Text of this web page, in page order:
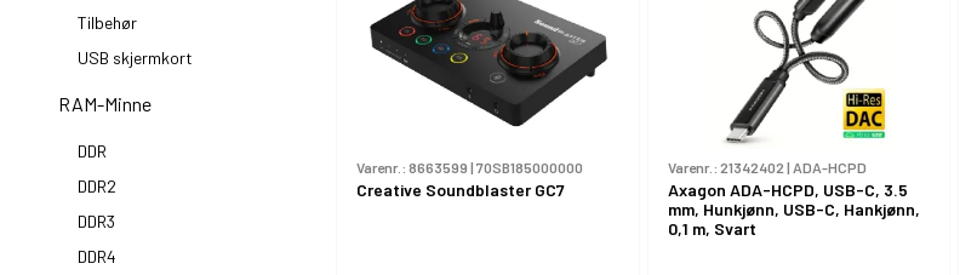
Tilbehør
USB skjermkort
RAM-Minne
DDR
DDR2
DDR3
DDR4
Varenr.: 8663599 | 70SB185000000
Creative Soundblaster GC7
Varenr.: 21342402 | ADA-HCPD
Axagon ADA-HCPD, USB-C, 3.5
mm, Hunkjønn, USB-C, Hankjønn,
0,1 m, Svart